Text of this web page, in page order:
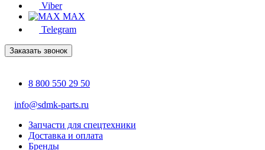
Viber
MAX
Telegram
Заказать звонок
8 800 550 29 50
info@sdmk-parts.ru
Запчасти для спецтехники
Доставка и оплата
Бренды